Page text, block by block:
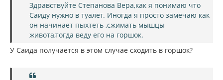
л
Здравствуйте Степанова Вера,как я понимаю что
Саиду нужно в туалет. Иногда я просто замечаю как
он начинает пыхтеть ,сжимать мышцы
живота,тогда веду его на горшок.
У Саида получается в этом случае сходить в горшок?